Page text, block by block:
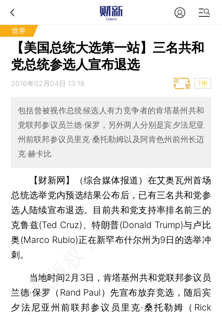
世界
【美国总统大选第一站】三名共和
党总统参选人宣布退选
2016年02月04日 13:18 T中
包括曾被视作总统候选人有力竞争者的肯塔基州共和
党联邦参议员兰德·保罗，另外两人分别是宾夕法尼亚
州前联邦参议员里克·桑托勒姆以及阿肯色州前州长迈
克·赫卡比
【财新网】（综合媒体报道） 在艾奥瓦州首场
总统选举党内预选结果公布后，已有三名共和党参
选人陆续宣布退选。目前共和党支持率排名前三的
克鲁兹(Ted Cruz)、特朗普(Donald Trump)与卢比
奥(Marco Rubio)正在新罕布什尔州为9日的选举冲
刺。
当地时间2月3日，肯塔基州共和党联邦参议员
兰德·保罗（Rand Paul）先宣布放弃竞选，随后宾
夕法尼亚州前联邦参议员里克·桑托勒姆（Rick